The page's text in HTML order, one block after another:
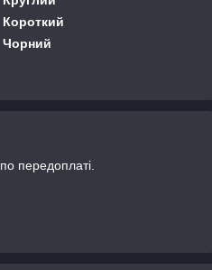
Короткий
Чорний
передоплаті.